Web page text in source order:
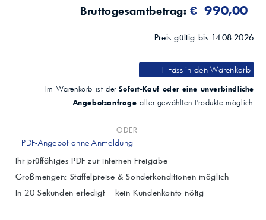
Bruttogesamtbetrag:€ 990,00
Preis gültig bis 14.08.2026
1 Fassin den Warenkorb
Im Warenkorb ist derSofort-Kauf oder eine unverbindliche
Angebotsanfrage aller gewählten Produkte möglich.
ODER
PDF-Angebot ohne Anmeldung
Ihr prüffähiges PDF zur internen Freigabe
Großmengen: Staffelpreise & Sonderkonditionen möglich
In 20 Sekunden erledigt – kein Kundenkonto nötig